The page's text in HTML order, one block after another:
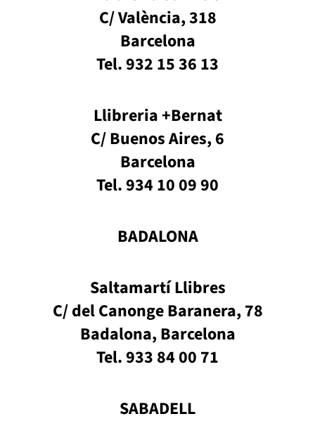
C/ València, 318
Barcelona
Tel. 932 15 36 13
Llibreria +Bernat
C/ Buenos Aires, 6
Barcelona
Tel. 934 10 09 90
BADALONA
Saltamartí Llibres
C/ del Canonge Baranera, 78
Badalona, Barcelona
Tel. 933 84 00 71
SABADELL